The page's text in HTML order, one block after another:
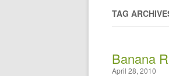
TAG
Banana
April 28, 2010